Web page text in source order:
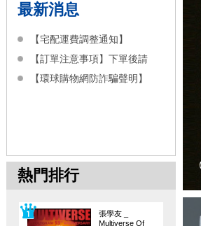
最新消息
【宅配運費調整通知】
【訂單注意事項】下單後請
【環球購物網防詐騙聲明】
熱門排行
張學友 _
Multiverse Of